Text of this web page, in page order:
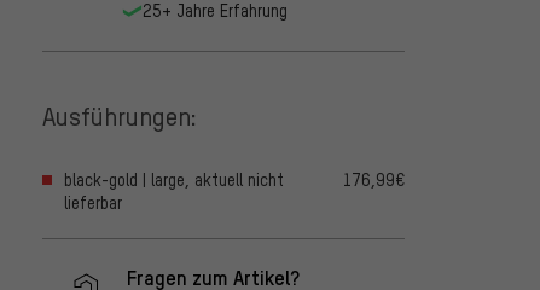
25+ Jahre Erfahrung
Ausführungen:
black-gold | large, aktuell nicht
lieferbar
176,99€
Fragen zum Artikel?